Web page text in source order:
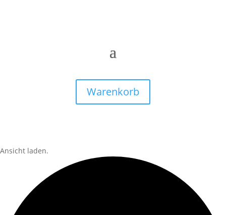
Warenkorb
Ansicht laden.